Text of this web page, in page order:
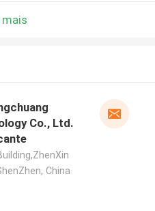
mais
Co., Ltd.
China